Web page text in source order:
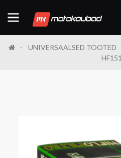
UNIVERSAALSED TOOTED
HF151